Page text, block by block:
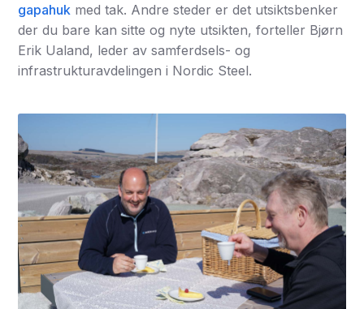
gapahuk med tak. Andre steder er det utsiktsbenker
der du bare kan sitte og nyte utsikten, forteller Bjørn
Erik Ualand, leder av samferdsels- og
infrastrukturavdelingen i Nordic Steel.